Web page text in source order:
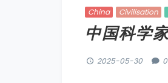
China Civilisation
中国科学
2025-05-30 0